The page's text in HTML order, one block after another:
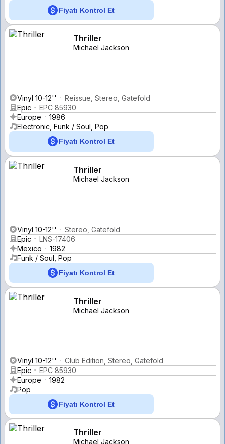
Fiyatı Kontrol Et
Thriller
Michael Jackson
Vinyl 10-12''
Reissue, Stereo, Gatefold
Epic
EPC 85930
Europe
1986
Electronic, Funk / Soul, Pop
Fiyatı Kontrol Et
Thriller
Michael Jackson
Vinyl 10-12''
Stereo, Gatefold
Epic
LNS-17406
Mexico
1982
Funk / Soul, Pop
Fiyatı Kontrol Et
Thriller
Michael Jackson
Vinyl 10-12''
Club Edition, Stereo, Gatefold
Epic
EPC 85930
Europe
1982
Pop
Fiyatı Kontrol Et
Thriller
Michael Jackson